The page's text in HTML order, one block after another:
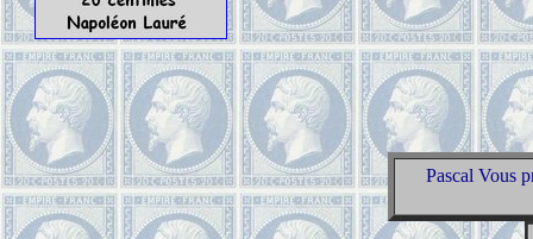
Pascal Vous